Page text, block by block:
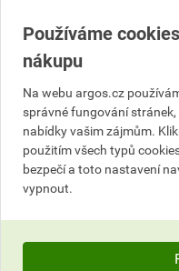
3 319,30 bez DPH).
Číslo položky:
Popis
Používáme
nákupu
Na webu argos.cz
správné fungování
nabídky vašim zájmům.
použitím všech typů
bezpečí a toto nastavení
vypnout.